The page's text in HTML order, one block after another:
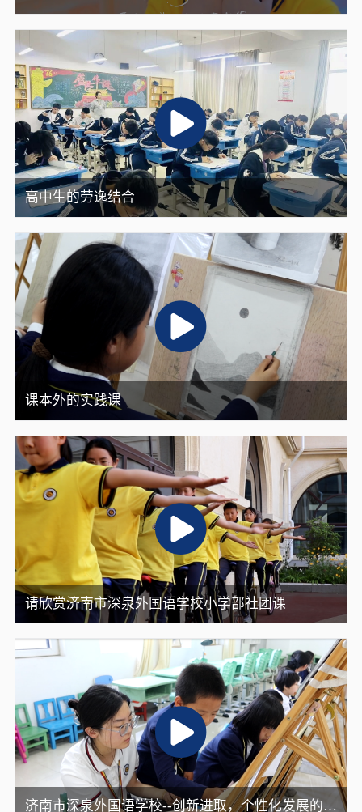
高中生的劳逸结合
课本外的实践课
请欣赏济南市深泉外国语学校小学部社团课
济南市深泉外国语学校--创新进取，个性化发展的